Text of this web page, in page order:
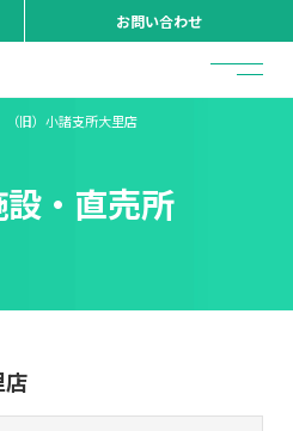
お問い合わせ
（旧）小諸支所大里店
・直売所
店